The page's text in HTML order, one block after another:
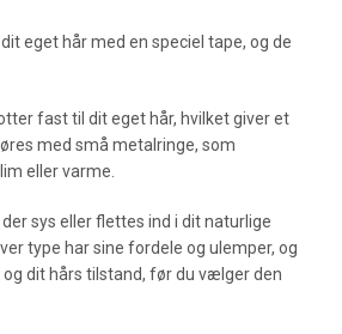
eget hår med en speciel tape, og de
fast til dit eget hår, hvilket giver et
med små metalringe, som
eller varme.
sys eller flettes ind i dit naturlige
type har sine fordele og ulemper, og
dit hårs tilstand, før du vælger den